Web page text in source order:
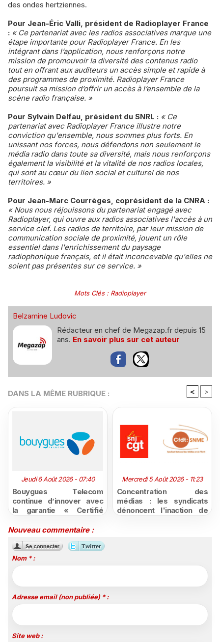
des ondes hertziennes.
Pour Jean-Éric Valli, président de Radioplayer France
: « Ce partenariat avec les radios associatives marque une
étape importante pour Radioplayer France. En les
intégrant dans l’application, nous renforçons notre
mission de promouvoir la diversité des contenus radio
tout en offrant aux auditeurs un accès simple et rapide à
des programmes de proximité. Radioplayer France
poursuit sa mission d’offrir un accès à l’ensemble de la
scène radio française. »
Pour Sylvain Delfau, président du SNRL : « Ce
partenariat avec Radioplayer France illustre notre
conviction qu'ensemble, nous sommes plus forts. En
unissant nos forces, nous défendons non seulement le
média radio dans toute sa diversité, mais nous renforçons
également la visibilité et la vitalité de nos radios locales,
qui sont au cœur du lien social et culturel de nos
territoires. »
Pour Jean-Marc Courrèges, coprésident de la CNRA :
« Nous nous réjouissons du partenariat engagé avec
Radioplayer, qui ouvre aux radios associatives l'accès à un
service clef. Les radios de territoire, par leur mission de
communication sociale de proximité, jouent un rôle
essentiel dans l'enrichissement du paysage
radiophonique français, et il était inconcevable qu'elles ne
soient pas présentes sur ce service. »
Mots Clés: Radioplayer
Belzamine Ludovic
Rédacteur en chef de Megazap.fr depuis 15
ans. En savoir plus sur cet auteur
DANS LA MÊME RUBRIQUE : < >
Jeudi 6 Août 2026 - 07:40
Bouygues Telecom
continue d’innover avec
la garantie « Certifié
»
Mercredi 5 Août 2026 - 11:23
Concentration des
médias : les syndicats
dénoncent l'inaction de
Nouveau commentaire :
Nom * :
Adresse email (non publiée) * :
Site web :